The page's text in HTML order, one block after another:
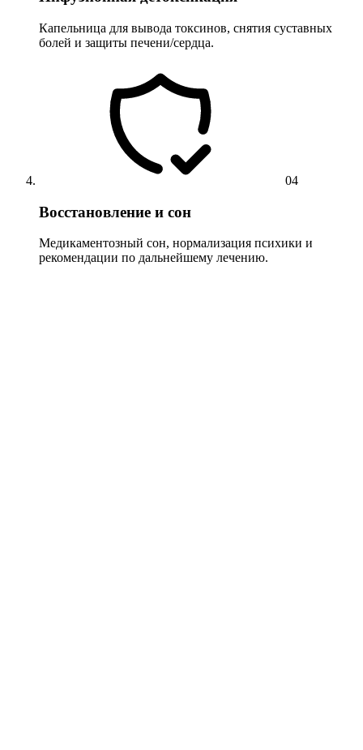
Капельница для вывода токсинов, снятия суставных
болей и защиты печени/сердца.
04
Восстановление и сон
Медикаментозный сон, нормализация психики и
рекомендации по дальнейшему лечению.